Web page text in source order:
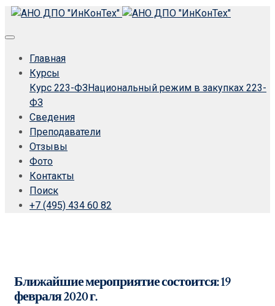
Главная
Курсы
Курс 223-ФЗНациональный режим в закупках 223-
ФЗ
Сведения
Преподаватели
Отзывы
Фото
Контакты
Поиск
+7 (495) 434 60 82
Ближайшие мероприятие состоится: 19
февраля 2020 г.